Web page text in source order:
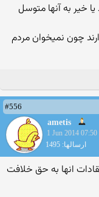
یا خیر به آنها متوسل
چون نمیخوان مردم
#556
ametis
1 Jun 2014 07:50
ارسالها: 1495
انها به حق خلافت